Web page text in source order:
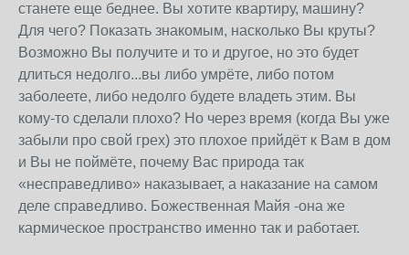
станете еще беднее. Вы хотите квартиру, машину?
Для чего? Показать знакомым, насколько Вы круты?
Возможно Вы получите и то и другое, но это будет
длиться недолго...вы либо умрёте, либо потом
заболеете, либо недолго будете владеть этим. Вы
кому-то сделали плохо? Но через время (когда Вы уже
забыли про свой грех) это плохое прийдёт к Вам в дом
и Вы не поймёте, почему Вас природа так
«несправедливо» наказывает, а наказание на самом
деле справедливо. Божественная Майя -она же
кармическое пространство именно так и работает.